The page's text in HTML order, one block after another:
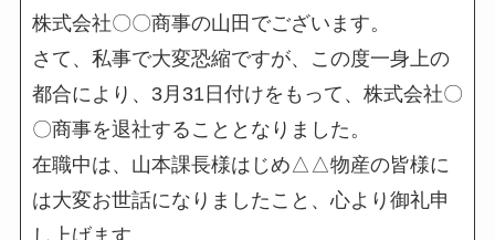
株式会社〇〇商事の山田でございます。
さて、私事で大変恐縮ですが、この度一身上の
都合により、3月31日付けをもって、株式会社〇
〇商事を退社することとなりました。
在職中は、山本課長様はじめ△△物産の皆様に
は大変お世話になりましたこと、心より御礼申
し上げます。